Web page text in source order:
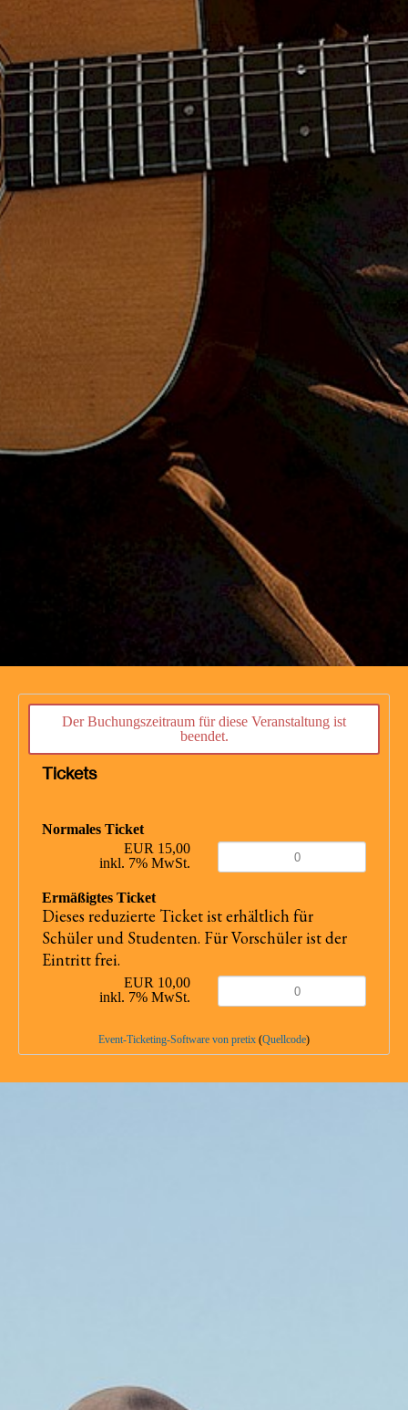
Der Buchungszeitraum für diese Veranstaltung ist
beendet.
Tickets
Normales Ticket
EUR 15,00
inkl. 7% MwSt.
Ermäßigtes Ticket
Dieses reduzierte Ticket ist erhältlich für
Schüler und Studenten. Für Vorschüler ist der
Eintritt frei.
EUR 10,00
inkl. 7% MwSt.
Event-Ticketing-Software von pretix (Quellcode)